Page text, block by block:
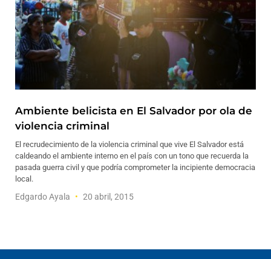
Ambiente belicista en El Salvador por ola de
violencia criminal
El recrudecimiento de la violencia criminal que vive El Salvador está
caldeando el ambiente interno en el país con un tono que recuerda la
pasada guerra civil y que podría comprometer la incipiente democracia
local.
Edgardo Ayala 20 abril, 2015